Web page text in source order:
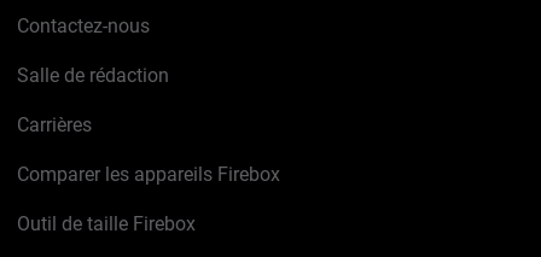
Contactez-nous
Salle de rédaction
Carrières
Comparer les appareils Firebox
Outil de taille Firebox